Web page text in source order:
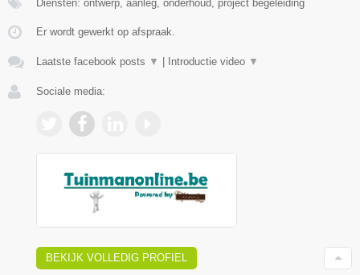
Diensten: ontwerp, aanleg, onderhoud, project begeleiding
Er wordt gewerkt op afspraak.
Laatste facebook posts ▼ Introductie video ▼
Sociale media:
BEKIJK VOLLEDIG PROFIEL